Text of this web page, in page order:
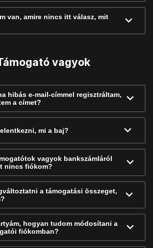
van, amire nincs itt válasz, mit
vagyok
hibás e-mail-címmel regisztráltam,
a címet?
mi a baj?
vagyok bankszámláról
nincs fiókom?
a támogatási összeget,
hogyan tudom módosítani a
fiókomban?